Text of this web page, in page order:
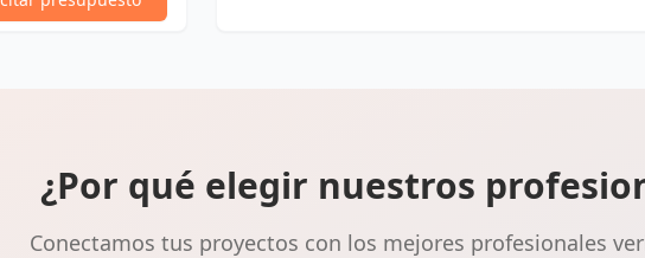
¿Por qué elegir nuestros
Conectamos tus proyectos con los mejores profesionales